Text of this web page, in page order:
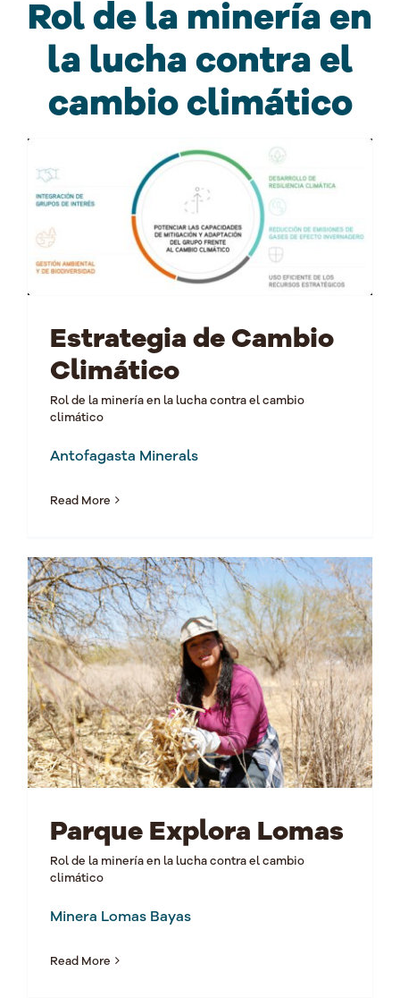
Rol de la minería en
la lucha contra el
cambio climático
Estrategia de Cambio
Climático
Rol de la minería en la lucha contra el cambio
climático
Antofagasta Minerals
Read More
Parque Explora Lomas
Rol de la minería en la lucha contra el cambio
climático
Minera Lomas Bayas
Read More